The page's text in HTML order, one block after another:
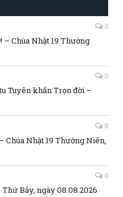
0
– Chúa Nhật 19 Thường
0
Tuyên khấn Trọn đời –
0
Chúa Nhật 19 Thường Niên,
0
Bảy, ngày 08.08.2026